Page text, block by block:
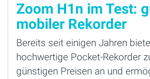
Zoom H1n im Test:
mobiler Rekorder
Bereits seit einigen Jahren
hochwertige Pocket-Rekorder
günstigen Preisen an und